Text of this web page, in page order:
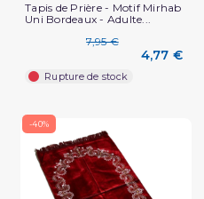
Tapis de Prière - Motif Mirhab
Uni Bordeaux - Adulte...
7,95 €
4,77 €
Rupture de stock
-40%